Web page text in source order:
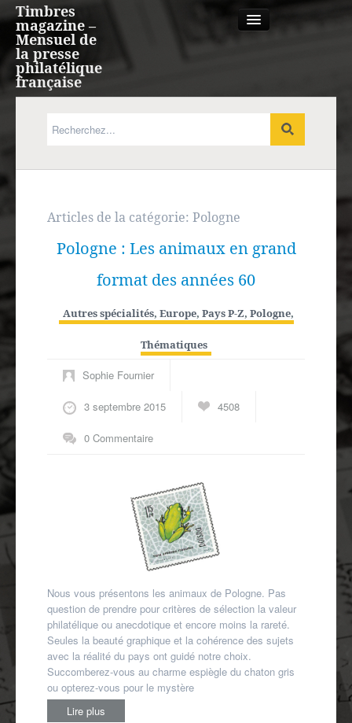
Timbres
magazine –
Mensuel de
la presse
philatélique
française
Expression française
Europe
Agenda
Articles de la catégorie: Pologne
Pologne : Les animaux en grand
format des années 60
Autres spécialités, Europe, Pays P-Z, Pologne,
Thématiques
Sophie Fournier
3 septembre 2015 4508
0 Commentaire
Nous vous présentons les animaux de Pologne. Pas
question de prendre pour critères de sélection la valeur
philatélique ou anecdotique et encore moins la rareté.
Seules la beauté graphique et la cohérence des sujets
avec la réalité du pays ont guidé notre choix.
Succomberez-vous au charme espiègle du chaton gris
ou opterez-vous pour le mystère
Lire plus